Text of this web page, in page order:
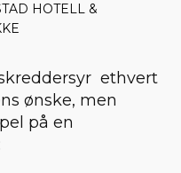
HOTELL &
ethvert
ønske, men
på en